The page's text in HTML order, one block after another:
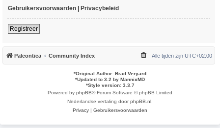
Gebruikersvoorwaarden | Privacybeleid
Registreer
Paleontica Community Index Alle tijden zijn UTC+02:00
*Original Author: Brad Veryard
*Updated to 3.2 by MannixMD
*Style version: 3.3.7
Powered by phpBB® Forum Software © phpBB Limited
Nederlandse vertaling doorphpBB.nl
Privacy | Gebruikersvoorwaarden